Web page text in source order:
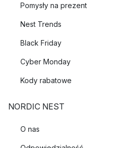
Pomysły na prezent
Nest Trends
Black Friday
Cyber Monday
Kody rabatowe
NORDIC NEST
O nas